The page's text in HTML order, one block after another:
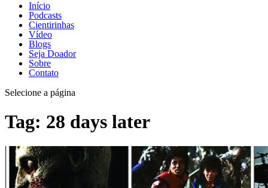
Início
Podcasts
Cientirinhas
Vídeo
Blogs
Seja Doador
Sobre
Contato
Selecione a página
Tag: 28 days later